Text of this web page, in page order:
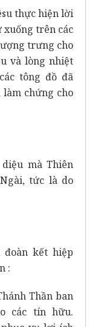
thực hiện lời
xuống trên các
trưng cho
và lòng nhiệt
tông đồ đã
chứng cho
mà Thiên
tức là do
kết hiệp
:
Thần ban
các tín hữu.